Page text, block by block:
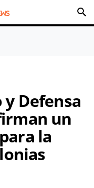
search
Defensa
un
la